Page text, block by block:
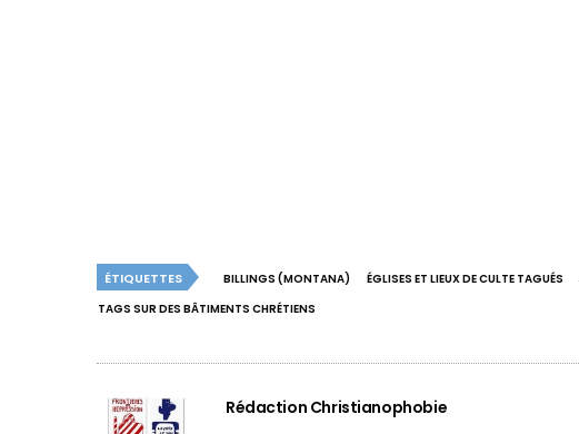
ÉTIQUETTES BILLINGS (MONTANA) ÉGLISES ET LIEUX DE CULTE TAGUÉS
TAGS SUR DES BÂTIMENTS CHRÉTIENS
Rédaction Christianophobie